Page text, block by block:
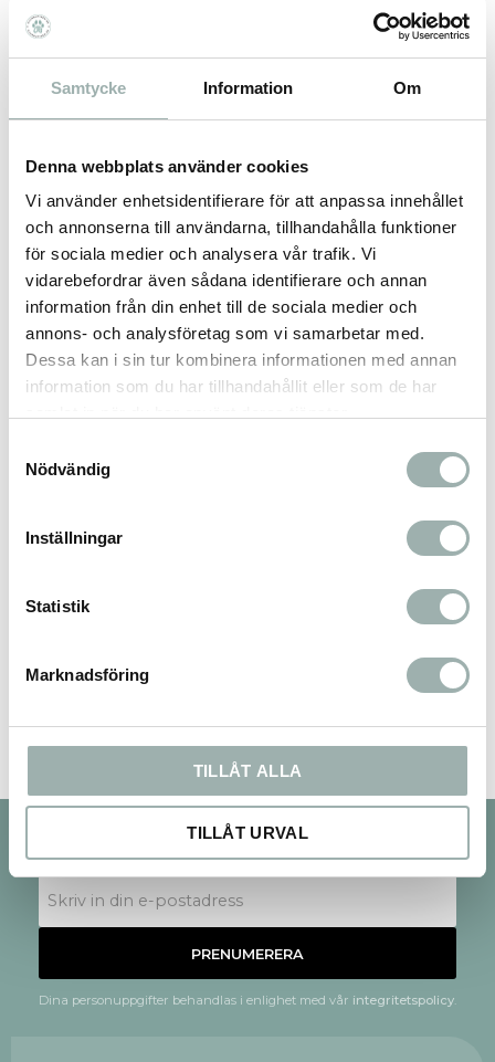
Samtycke Information Om
Denna webbplats använder cookies
Vi använder enhetsidentifierare för att anpassa innehållet
och annonserna till användarna, tillhandahålla funktioner
för sociala medier och analysera vår trafik. Vi
vidarebefordrar även sådana identifierare och annan
information från din enhet till de sociala medier och
annons- och analysföretag som vi samarbetar med.
Dessa kan i sin tur kombinera informationen med annan
information som du har tillhandahållit eller som de har
Nödvändig
Inställningar
Statistik
Marknadsföring
TILLÅT ALLA
TILLÅT URVAL
lyster
Extra drygt – ett par droppar rä ;cker!
Ger även torrt och livlöst hår en
–Perfekt för Show Off!
30 ml / 100 ml
• Milt & Drygt!
• Tidsbesparande!
• Alltid till hands!
Omdömen
Nyhetsbrev
PRENUMERERA
Dina personuppgifter behandlas i enlighet med vår integritetspolicy